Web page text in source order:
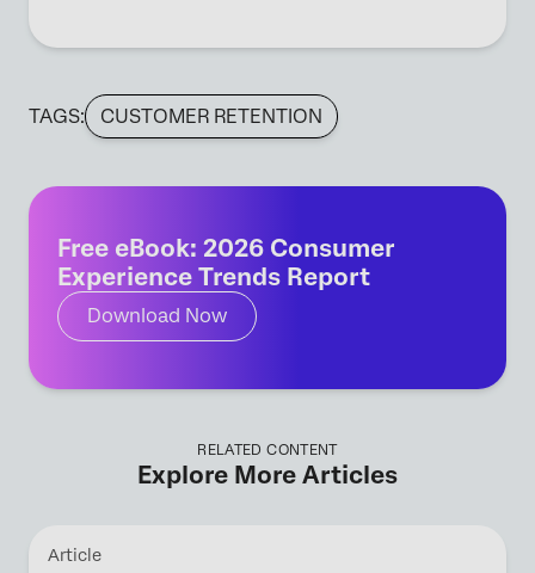
TAGS: CUSTOMER RETENTION
Free eBook: 2026 Consumer
Experience Trends Report
Download Now
RELATED CONTENT
Explore More Articles
Article